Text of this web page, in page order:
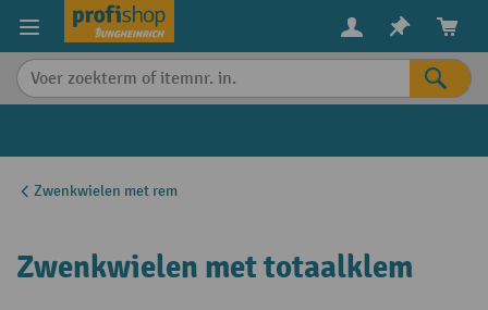
content
Zwenkwielen met rem
Zwenkwielen met totaalklem